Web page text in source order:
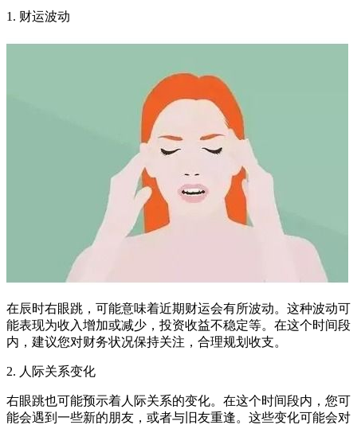
1. 财运波动
在辰时右眼跳，可能意味着近期财运会有所波动。这种波动可
能表现为收入增加或减少，投资收益不稳定等。在这个时间段
内，建议您对财务状况保持关注，合理规划收支。
2. 人际关系变化
右眼跳也可能预示着人际关系的变化。在这个时间段内，您可
能会遇到一些新的朋友，或者与旧友重逢。这些变化可能会对